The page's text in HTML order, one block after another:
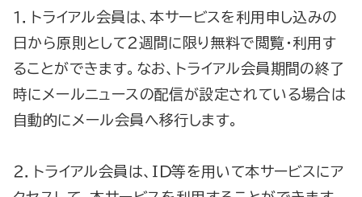
１．トライアル会員は、本サービスを利用申し込みの
日から原則として２週間に限り無料で閲覧・利用す
ることができます。なお、トライアル会員期間の終了
時にメールニュースの配信が設定されている場合は
自動的にメール会員へ移行します。
２．トライアル会員は、ＩＤ等を用いて本サービスにア